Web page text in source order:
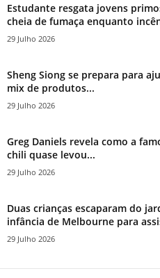
Estudante resgata jovens
cheia de fumaça enquanto
29 Julho 2026
Sheng Siong se prepara para
mix de produtos...
29 Julho 2026
Greg Daniels revela como a
chili quase levou...
29 Julho 2026
Duas crianças escaparam do
infância de Melbourne para
29 Julho 2026